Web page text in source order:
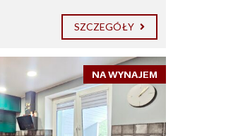
SZCZEGÓŁY
NA WYNAJEM